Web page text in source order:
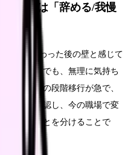
めたいは「辞める/我慢
扱いが終わった後の壁と感じて
書くことでも、無理に気持ち
ず、教育の段階移行が急で、
ことを確認し、今の職場で変
かないことを分けることで